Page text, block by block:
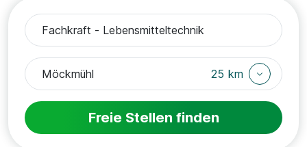
25 km
Freie Stellen finden